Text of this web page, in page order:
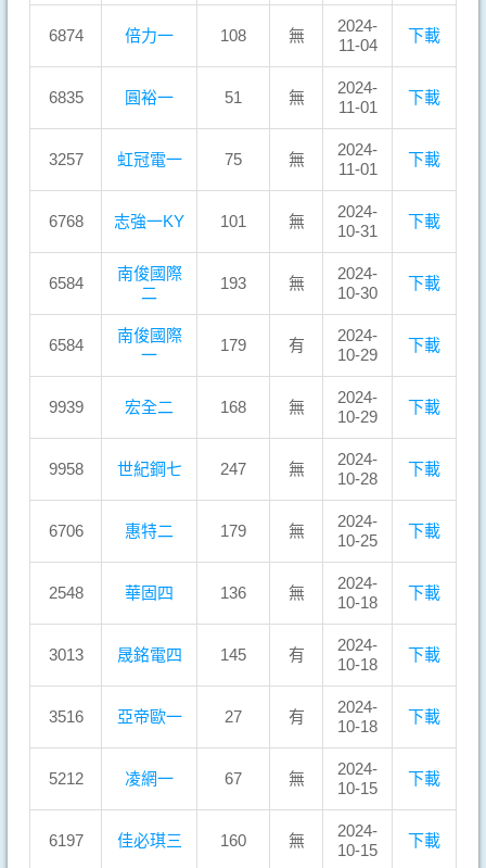
6874 倍力一 108 無
2024-
11-04
下載
6835 圓裕一 51 無
2024-
11-01
下載
3257 虹冠電一 75 無
2024-
11-01
下載
6768 志強一KY 101 無
2024-
10-31
下載
6584
南俊國際
二
193 無
2024-
10-30
下載
6584
南俊國際
一
179 有
2024-
10-29
下載
9939 宏全二 168 無
2024-
10-29
下載
9958 世紀鋼七 247 無
2024-
10-28
下載
6706 惠特二 179 無
2024-
10-25
下載
2548 華固四 136 無
2024-
10-18
下載
3013 晟銘電四 145 有
2024-
10-18
下載
3516 亞帝歐一 27 有
2024-
10-18
下載
5212 凌網一 67 無
2024-
10-15
下載
6197 佳必琪三 160 無
2024-
10-15
下載